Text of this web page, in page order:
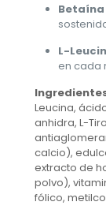
Betaína
L-
en cada
Leucina,
anhidra, L-
calcio),
extracto de
polvo),
fólico,